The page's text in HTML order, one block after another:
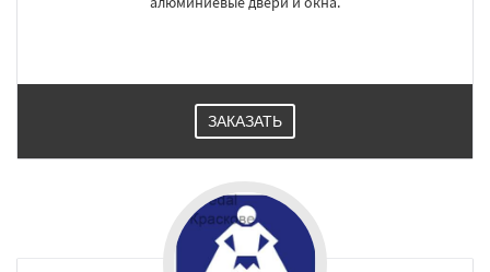
ЗАКАЗАТЬ